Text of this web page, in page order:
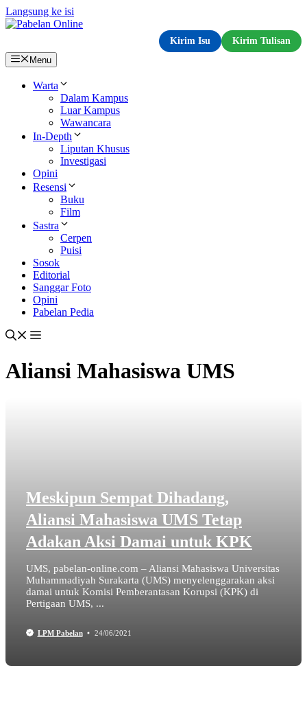
Langsung ke isi
Kirim Isu
Kirim Tulisan
Menu
Warta
Dalam Kampus
Luar Kampus
Wawancara
In-Depth
Liputan Khusus
Investigasi
Opini
Resensi
Buku
Film
Sastra
Cerpen
Puisi
Sosok
Editorial
Sanggar Foto
Opini
Pabelan Pedia
Aliansi Mahasiswa UMS
Meskipun Sempat Dihadang,
Aliansi Mahasiswa UMS Tetap
Adakan Aksi Damai untuk KPK
UMS, pabelan-online.com – Aliansi Mahasiswa Universitas
Muhammadiyah Surakarta (UMS) menyelenggarakan aksi
damai untuk Komisi Pemberantasan Korupsi (KPK) di
Pertigaan UMS, ...
LPM Pabelan 24/06/2021